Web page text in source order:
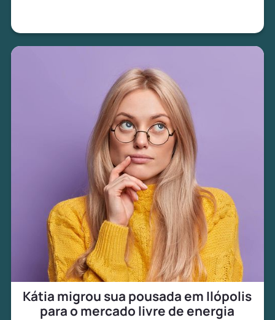
Kátia migrou sua pousada em Ilópolis
para o mercado livre de energia